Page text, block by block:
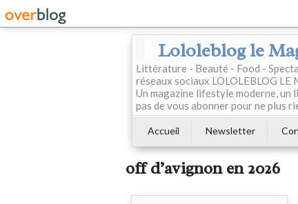
Lololeblog le
Littérature - Beauté - Food -
réseaux sociaux LOLOLEBLOG LE
Un magazine lifestyle moderne, un
pas de vous abonner pour ne plus
Accueil Newsletter
off d’avignon en 2026